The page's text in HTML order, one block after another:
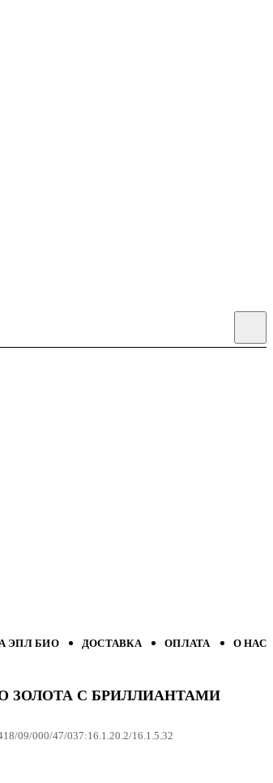
ЭПЛ БИО ДОСТАВКА ОПЛАТА О НАС
ЗОЛОТА С БРИЛЛИАНТАМИ
09/000/47/037:16.1.20.2/16.1.5.32